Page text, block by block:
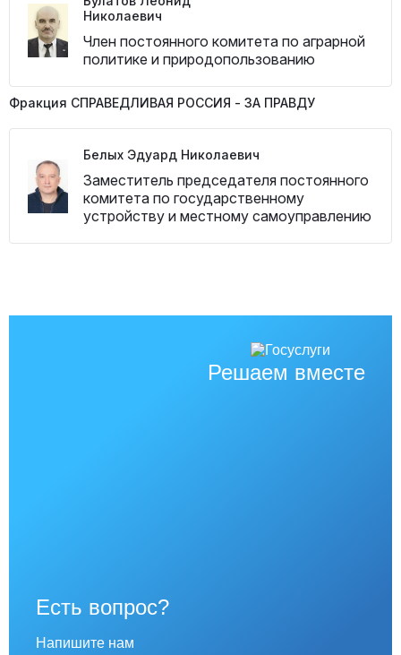
Николаевич
Член постоянного комитета по аграрной
политике и природопользованию
Фракция СПРАВЕДЛИВАЯ РОССИЯ - ЗА ПРАВДУ
Белых Эдуард Николаевич
Заместитель председателя постоянного
комитета по государственному
устройству и местному самоуправлению
Решаем вместе
Есть вопрос?
Напишите нам